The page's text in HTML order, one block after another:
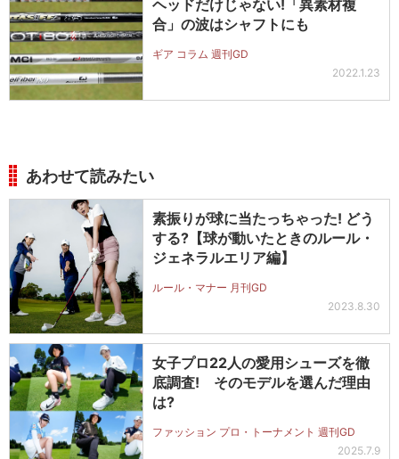
ヘッドだけじゃない!「異素材複
合」の波はシャフトにも
ギア コラム 週刊GD
2022.1.23
あわせて読みたい
素振りが球に当たっちゃった! どう
する?【球が動いたときのルール・
ジェネラルエリア編】
ルール・マナー 月刊GD
2023.8.30
女子プロ22人の愛用シューズを徹
底調査! そのモデルを選んだ理由
は?
ファッション プロ・トーナメント 週刊GD
2025.7.9